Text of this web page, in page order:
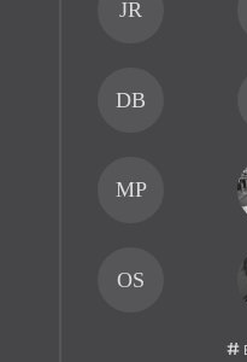
JR
DB
MP
OS